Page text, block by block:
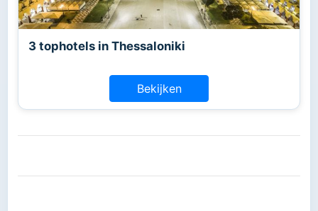
3 tophotels in Thessaloniki
Bekijken